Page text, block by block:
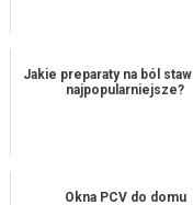
Jakie preparaty na ból
najpopularniejsze?
Okna PCV do domu